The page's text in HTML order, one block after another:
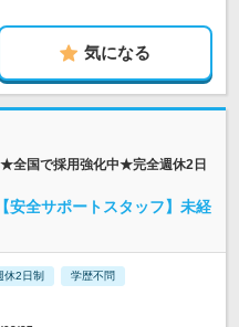
気になる
全国で採用強化中★完全週休2日
全サポートスタッフ】未経
休2日制 学歴不問